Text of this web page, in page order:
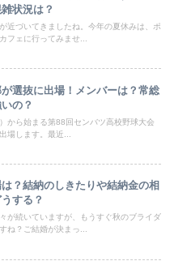
状況は？
近づいてきましたね。今年の夏休みは、ポ
フェに行ってみませ...
選抜に出場！メンバーは？常総
の？
から始まる第88回センバツ高校野球大会
場します。最近...
？結納のしきたりや結納金の相
する？
が続いていますが、もうすぐ秋のブライダ
ね？ご結婚が決まっ...